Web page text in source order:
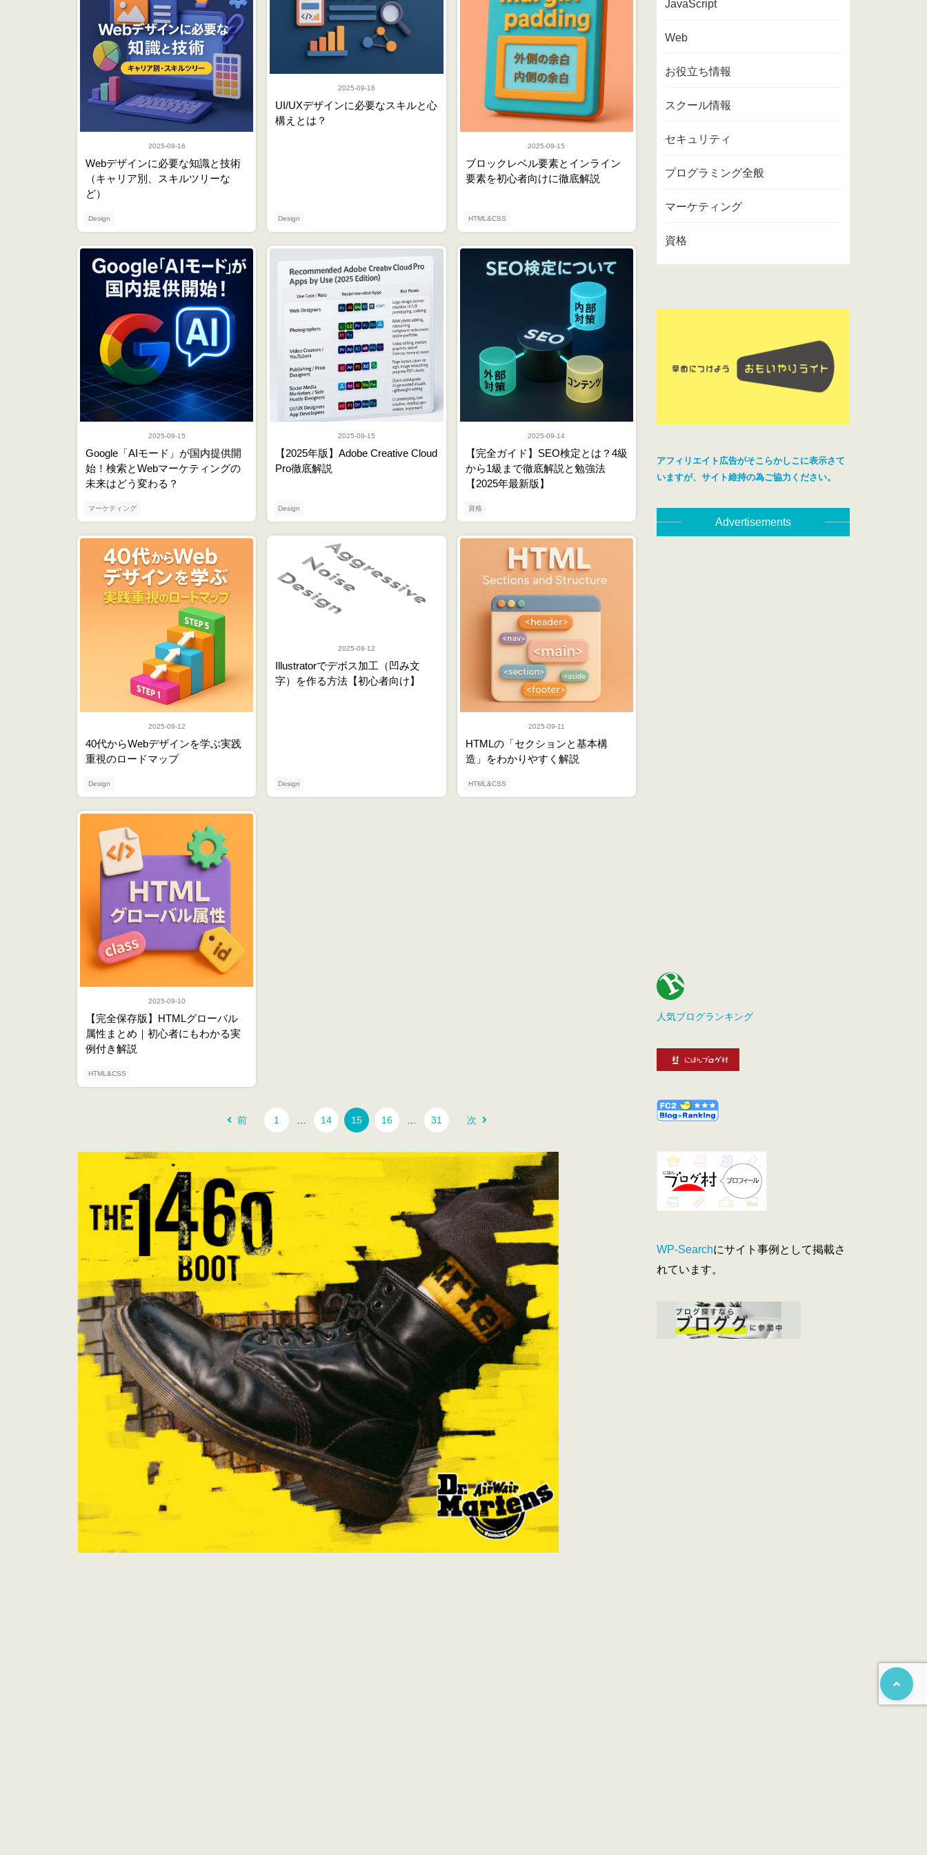
Design
2025-09-16
Webデザインに必要な知識と技術
（キャリア別、スキルツリーな
ど）
Design
2025-09-16
UI/UXデザインに必要なスキルと心
構えとは？
HTML&CSS
2025-09-15
ブロックレベル要素とインライン
要素を初心者向けに徹底解説
マーケティング
2025-09-15
Google「AIモード」が国内提供開
始！検索とWebマーケティングの
未来はどう変わる？
Design
2025-09-15
【2025年版】Adobe Creative Cloud
Pro徹底解説
資格
2025-09-14
【完全ガイド】SEO検定とは？4級
から1級まで徹底解説と勉強法
【2025年最新版】
Design
2025-09-12
40代からWebデザインを学ぶ実践
重視のロードマップ
Design
2025-09-12
Illustratorでデボス加工（凹み文
字）を作る方法【初心者向け】
HTML&CSS
2025-09-11
HTMLの「セクションと基本構
造」をわかりやすく解説
HTML&CSS
2025-09-10
【完全保存版】HTMLグローバル
属性まとめ｜初心者にもわかる実
例付き解説
前 1 14 15 16 31 次
JavaScript
Web
お役立ち情報
スクール情報
セキュリティ
プログラミング全般
マーケティング
資格
アフィリエイト広告がそこらかしこに表示さて
いますが、サイト維持の為ご協力ください。
Advertisements
人気ブログランキング
WP-Searchにサイト事例として掲載さ
れています。